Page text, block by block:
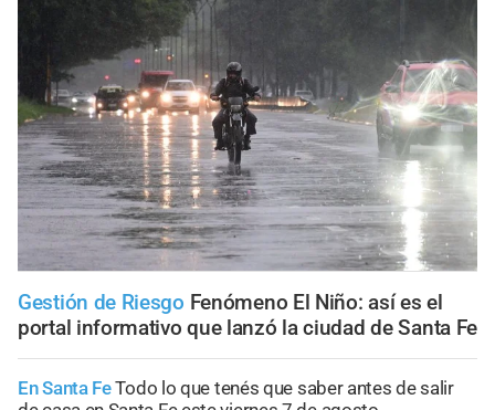
Gestión de Riesgo Fenómeno El Niño: así es el
portal informativo que lanzó la ciudad de Santa Fe
En Santa FeTodo lo que tenés que saber antes de salir